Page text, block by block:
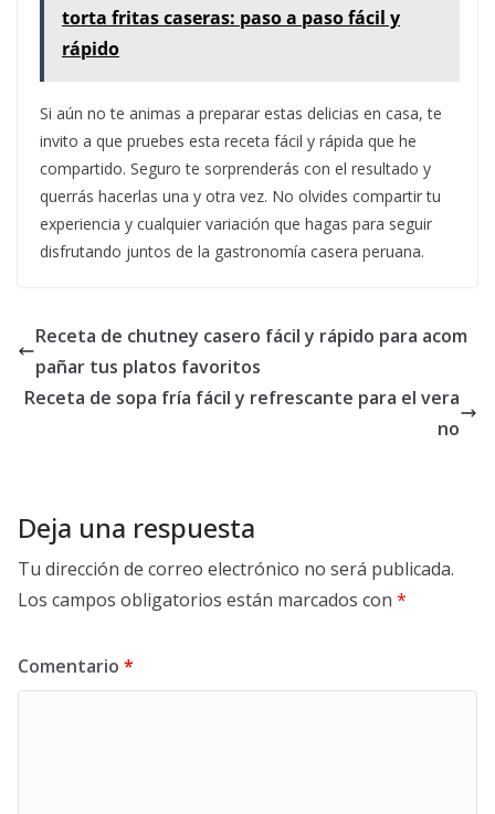
torta fritas caseras: paso a paso fácil y
rápido
Si aún no te animas a preparar estas delicias en casa, te
invito a que pruebes esta receta fácil y rápida que he
compartido. Seguro te sorprenderás con el resultado y
querrás hacerlas una y otra vez. No olvides compartir tu
experiencia y cualquier variación que hagas para seguir
disfrutando juntos de la gastronomía casera peruana.
Receta de chutney casero fácil y rápido para acom
pañar tus platos favoritos
Receta de sopa fría fácil y refrescante para el vera
no
Deja una respuesta
Tu dirección de correo electrónico no será publicada.
Los campos obligatorios están marcados con *
Comentario *